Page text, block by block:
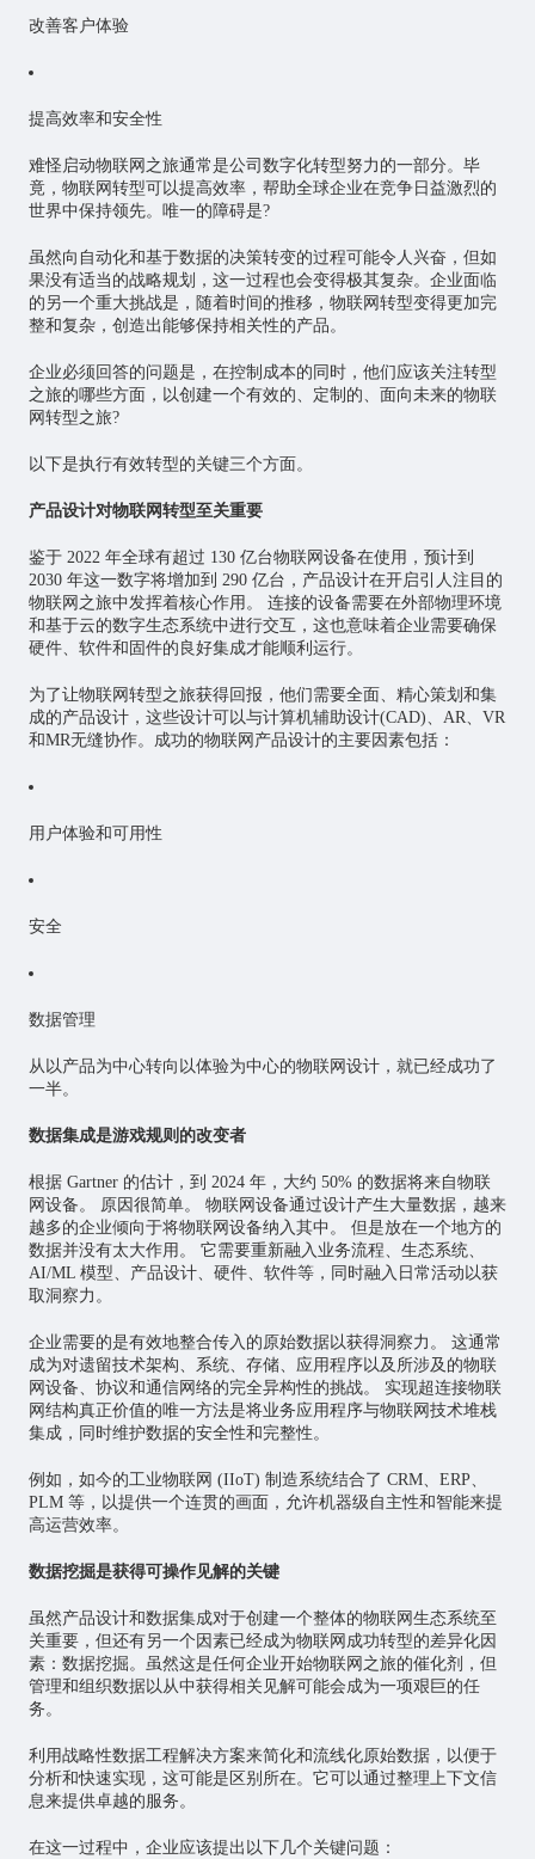
改善客户体验
提高效率和安全性
难怪启动物联网之旅通常是公司数字化转型努力的一部分。毕
竟，物联网转型可以提高效率，帮助全球企业在竞争日益激烈的
世界中保持领先。唯一的障碍是?
虽然向自动化和基于数据的决策转变的过程可能令人兴奋，但如
果没有适当的战略规划，这一过程也会变得极其复杂。企业面临
的另一个重大挑战是，随着时间的推移，物联网转型变得更加完
整和复杂，创造出能够保持相关性的产品。
企业必须回答的问题是，在控制成本的同时，他们应该关注转型
之旅的哪些方面，以创建一个有效的、定制的、面向未来的物联
网转型之旅?
以下是执行有效转型的关键三个方面。
产品设计对物联网转型至关重要
鉴于 2022 年全球有超过 130 亿台物联网设备在使用，预计到
2030 年这一数字将增加到 290 亿台，产品设计在开启引人注目的
物联网之旅中发挥着核心作用。 连接的设备需要在外部物理环境
和基于云的数字生态系统中进行交互，这也意味着企业需要确保
硬件、软件和固件的良好集成才能顺利运行。
为了让物联网转型之旅获得回报，他们需要全面、精心策划和集
成的产品设计，这些设计可以与计算机辅助设计(CAD)、AR、VR
和MR无缝协作。成功的物联网产品设计的主要因素包括：
用户体验和可用性
安全
数据管理
从以产品为中心转向以体验为中心的物联网设计，就已经成功了
一半。
数据集成是游戏规则的改变者
根据 Gartner 的估计，到 2024 年，大约 50% 的数据将来自物联
网设备。 原因很简单。 物联网设备通过设计产生大量数据，越来
越多的企业倾向于将物联网设备纳入其中。 但是放在一个地方的
数据并没有太大作用。 它需要重新融入业务流程、生态系统、
AI/ML 模型、产品设计、硬件、软件等，同时融入日常活动以获
取洞察力。
企业需要的是有效地整合传入的原始数据以获得洞察力。 这通常
成为对遗留技术架构、系统、存储、应用程序以及所涉及的物联
网设备、协议和通信网络的完全异构性的挑战。 实现超连接物联
网结构真正价值的唯一方法是将业务应用程序与物联网技术堆栈
集成，同时维护数据的安全性和完整性。
例如，如今的工业物联网 (IIoT) 制造系统结合了 CRM、ERP、
PLM 等，以提供一个连贯的画面，允许机器级自主性和智能来提
高运营效率。
数据挖掘是获得可操作见解的关键
虽然产品设计和数据集成对于创建一个整体的物联网生态系统至
关重要，但还有另一个因素已经成为物联网成功转型的差异化因
素：数据挖掘。虽然这是任何企业开始物联网之旅的催化剂，但
管理和组织数据以从中获得相关见解可能会成为一项艰巨的任
务。
利用战略性数据工程解决方案来简化和流线化原始数据，以便于
分析和快速实现，这可能是区别所在。它可以通过整理上下文信
息来提供卓越的服务。
在这一过程中，企业应该提出以下几个关键问题：